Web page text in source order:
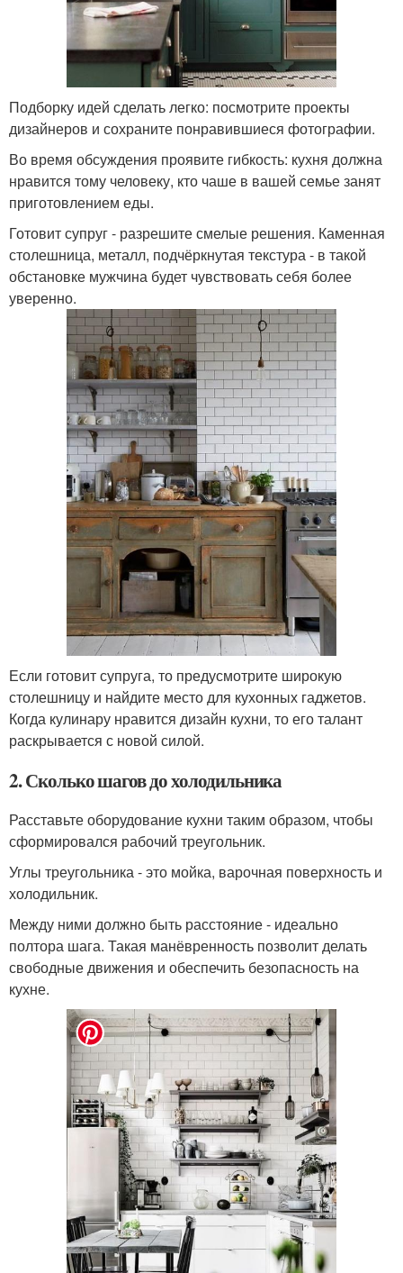
Подборку идей сделать легко: посмотрите проекты
дизайнеров и сохраните понравившиеся фотографии.
Во время обсуждения проявите гибкость: кухня должна
нравится тому человеку, кто чаше в вашей семье занят
приготовлением еды.
Готовит супруг - разрешите смелые решения. Каменная
столешница, металл, подчёркнутая текстура - в такой
обстановке мужчина будет чувствовать себя более
уверенно.
Если готовит супруга, то предусмотрите широкую
столешницу и найдите место для кухонных гаджетов.
Когда кулинару нравится дизайн кухни, то его талант
раскрывается с новой силой.
2. Сколько шагов до холодильника
Расставьте оборудование кухни таким образом, чтобы
сформировался рабочий треугольник.
Углы треугольника - это мойка, варочная поверхность и
холодильник.
Между ними должно быть расстояние - идеально
полтора шага. Такая манёвренность позволит делать
свободные движения и обеспечить безопасность на
кухне.